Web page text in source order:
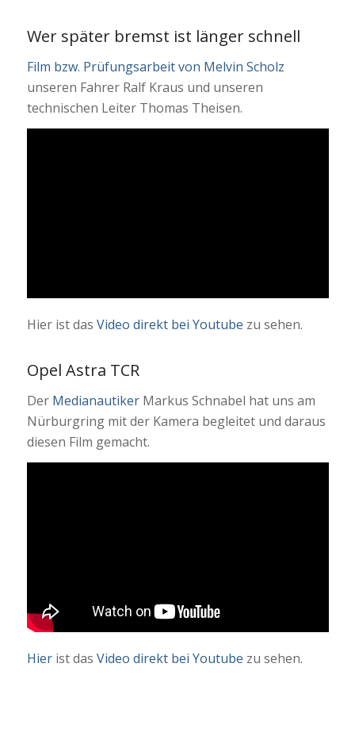
Wer später bremst ist länger schnell
Film bzw. Prüfungsarbeit von Melvin Scholz
unseren Fahrer Ralf Kraus und unseren
technischen Leiter Thomas Theisen.
Hier ist das Video direkt bei Youtube zu sehen.
Opel Astra TCR
Der MedianautikerMarkus Schnabel hat uns am
Nürburgring mit der Kamera begleitet und daraus
diesen Film gemacht.
Hierist das Video direkt bei Youtube zu sehen.